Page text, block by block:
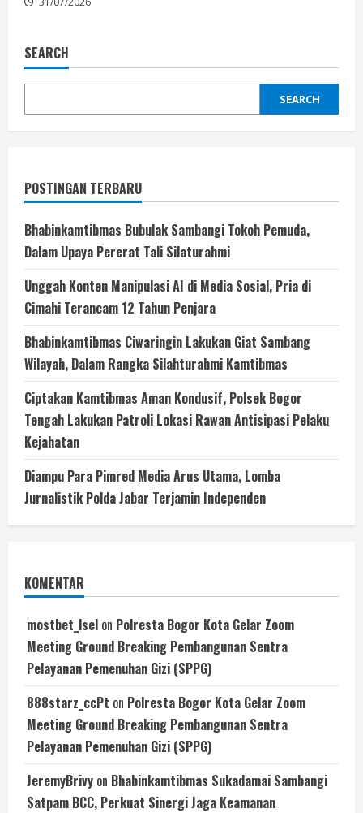
SEARCH
SEARCH
POSTINGAN TERBARU
Bhabinkamtibmas Bubulak Sambangi Tokoh Pemuda,
Dalam Upaya Pererat Tali Silaturahmi
Unggah Konten Manipulasi AI di Media Sosial, Pria di
Cimahi Terancam 12 Tahun Penjara
Bhabinkamtibmas Ciwaringin Lakukan Giat Sambang
Wilayah, Dalam Rangka Silahturahmi Kamtibmas
Ciptakan Kamtibmas Aman Kondusif, Polsek Bogor
Tengah Lakukan Patroli Lokasi Rawan Antisipasi Pelaku
Kejahatan
Diampu Para Pimred Media Arus Utama, Lomba
Jurnalistik Polda Jabar Terjamin Independen
KOMENTAR
mostbet_lsel on Polresta Bogor Kota Gelar Zoom
Meeting Ground Breaking Pembangunan Sentra
Pelayanan Pemenuhan Gizi (SPPG)
888starz_ccPt on Polresta Bogor Kota Gelar Zoom
Meeting Ground Breaking Pembangunan Sentra
Pelayanan Pemenuhan Gizi (SPPG)
JeremyBrivy on Bhabinkamtibmas Sukadamai Sambangi
Satpam BCC, Perkuat Sinergi Jaga Keamanan